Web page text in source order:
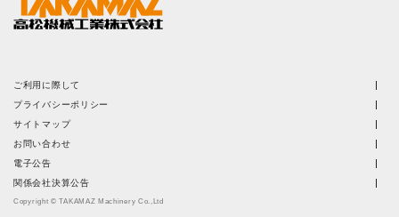
ご利用に際して
プライバシーポリシー
サイトマップ
お問い合わせ
電子公告
関係会社決算公告
Copyright © TAKAMAZ Machinery Co.,Ltd